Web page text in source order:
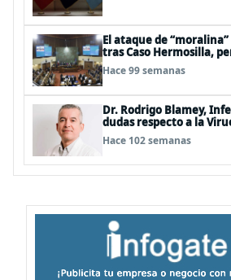
El ataque de
tras Caso Hermosilla,
son los peor evaluados
Hace 99 semanas
Dr. Rodrigo Blamey,
dudas respecto a la Viruela
(MPOX)
Hace 102 semanas